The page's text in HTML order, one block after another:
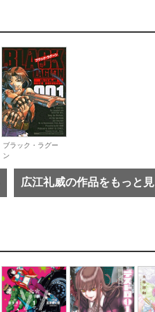
ブラック・ラグー
ン
広江礼威の作品をもっと